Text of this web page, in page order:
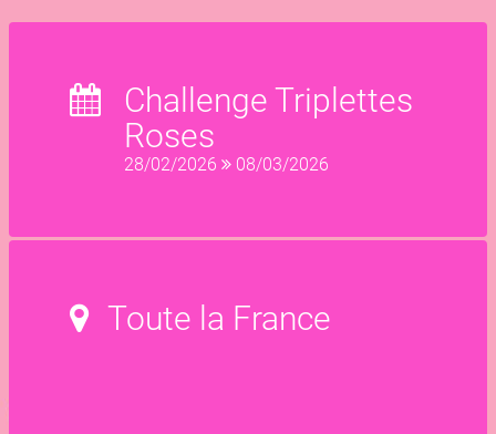
Challenge Triplettes
Roses
28/02/2026 08/03/2026
Toute la France